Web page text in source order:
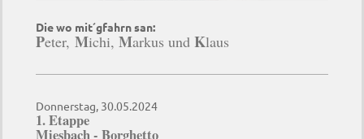
Die wo mit´gfahrn san:
Peter, Michi, Markus und Klaus
Donnerstag, 30.05.2024
1. Etappe